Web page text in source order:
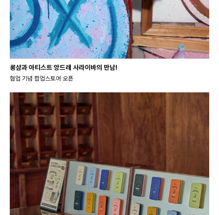
롱샴과 아티스트 앙드레 사라이바의 만남!
협업 기념 팝업스토어 오픈